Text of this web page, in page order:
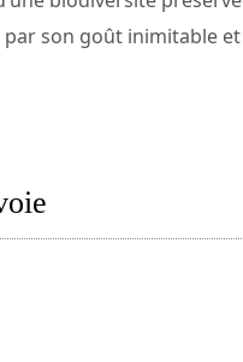
par son goût inimitable et